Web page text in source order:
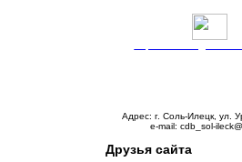
Адрес: г. Соль-Илецк, ул.
e-mail: cdb_sol-
Друзья сайта